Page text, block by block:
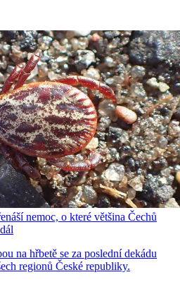
nemoc, o které většina Čechů
na hřbetě se za poslední dekádu
regionů České republiky.